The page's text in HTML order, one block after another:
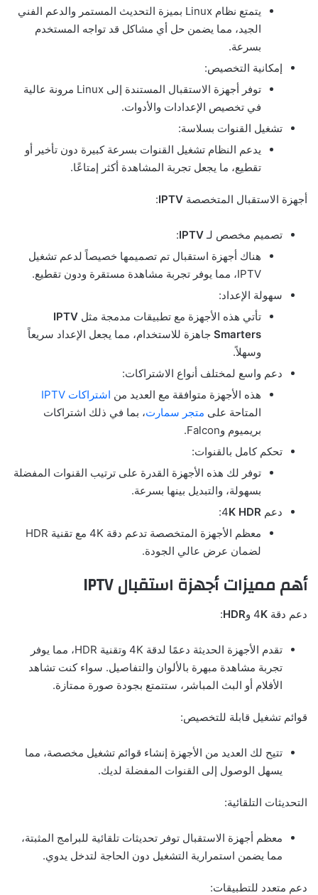
يتمتع نظام Linux بميزة التحديث المستمر والدعم الفني
الجيد، مما يضمن حل أي مشاكل قد تواجه المستخدم
بسرعة.
إمكانية التخصيص:
توفر أجهزة الاستقبال المستندة إلى Linux مرونة عالية
في تخصيص الإعدادات والأدوات.
تشغيل القنوات بسلاسة:
يدعم النظام تشغيل القنوات بسرعة كبيرة دون تأخير أو
تقطيع، ما يجعل تجربة المشاهدة أكثر إمتاعًا.
أجهزة الاستقبال المتخصصة IPTV
:
تصميم مخصص لـIPTV
:
هناك أجهزة استقبال تم تصميمها خصيصاً لدعم تشغيل
IPTV، مما يوفر تجربة مشاهدة مستقرة ودون تقطيع.
سهولة الإعداد:
تأتي هذه الأجهزة مع تطبيقات مدمجة مثل IPTV
Smarters جاهزة للاستخدام، مما يجعل الإعداد سريعاً
وسهلاً.
دعم واسع لمختلف أنواع الاشتراكات:
هذه الأجهزة متوافقة مع العديد من اشتراكات IPTV
المتاحة على متجر سمارت، بما في ذلك اشتراكات
بريميوم وFalcon.
تحكم كامل بالقنوات:
توفر لك هذه الأجهزة القدرة على ترتيب القنوات المفضلة
بسهولة، والتبديل بينها بسرعة.
دعم 4 K HDR
:
معظم الأجهزة المتخصصة تدعم دقة 4K مع تقنية HDR
لضمان عرض عالي الجودة.
أهم مميزات أجهزة استقبالIPTV
دعم دقة 4 K وHDR
:
تقدم الأجهزة الحديثة دعمًا لدقة 4K وتقنية HDR، مما يوفر
تجربة مشاهدة مبهرة بالألوان والتفاصيل. سواء كنت تشاهد
الأفلام أو البث المباشر، ستتمتع بجودة صورة ممتازة.
قوائم تشغيل قابلة للتخصيص:
تتيح لك العديد من الأجهزة إنشاء قوائم تشغيل مخصصة، مما
يسهل الوصول إلى القنوات المفضلة لديك.
التحديثات التلقائية:
معظم أجهزة الاستقبال توفر تحديثات تلقائية للبرامج المثبتة،
مما يضمن استمرارية التشغيل دون الحاجة لتدخل يدوي.
دعم متعدد للتطبيقات: